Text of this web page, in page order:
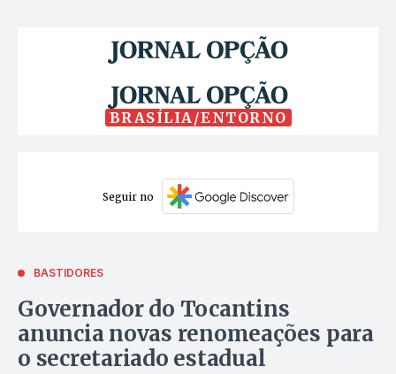
BRASÍLIA/ENTORNO
Seguir no
BASTIDORES
Governador do Tocantins
anuncia novas renomeações para
o secretariado estadual